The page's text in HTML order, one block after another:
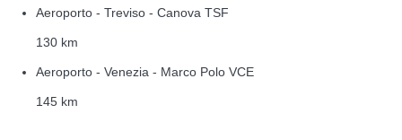
Aeroporto - Treviso - Canova TSF
130 km
Aeroporto - Venezia - Marco Polo VCE
145 km